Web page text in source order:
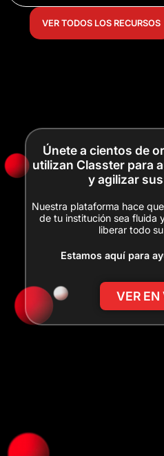
VER TODOS LOS RECURSOS
Únete a cientos de
utilizan Classter para
y agilizar
Nuestra plataforma hace
de tu institución sea fluida
liberar todo
Estamos aquí para
VER EN